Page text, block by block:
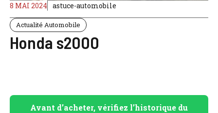
8 MAI 2024 astuce-automobile
Actualité Automobile
Honda s2000
Avant d’acheter, vérifiez l’historique du